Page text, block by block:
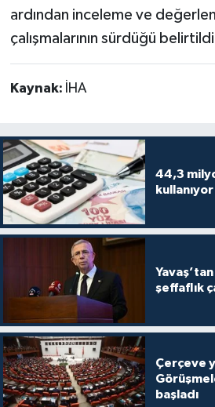
ardından inceleme ve
çalışmalarının sürdüğü
Kaynak: İHA
44,3
kullanıyor
şeffaflık
Çerçeve
başladı